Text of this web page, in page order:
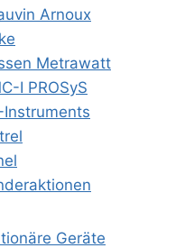
Arnoux
Metrawatt
I PROSyS
Instruments
Geräte